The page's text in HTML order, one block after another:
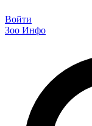
Войти
Зоо Инфо